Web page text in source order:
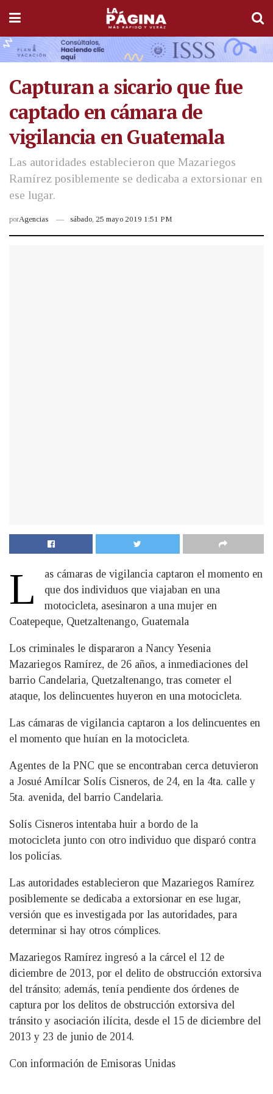
Capturan a sicario que fue
captado en cámara de
vigilancia en Guatemala
Las autoridades establecieron que Mazariegos
Ramírez posiblemente se dedicaba a extorsionar en
ese lugar.
porAgencias sábado, 25 mayo 2019 1:51 PM
L
as cámaras de vigilancia captaron el momento en
que dos individuos que viajaban en una
motocicleta, asesinaron a una mujer en
Coatepeque, Quetzaltenango, Guatemala
Los criminales le dispararon a Nancy Yesenia
Mazariegos Ramírez, de 26 años, a inmediaciones del
barrio Candelaria, Quetzaltenango, tras cometer el
ataque, los delincuentes huyeron en una motocicleta.
Las cámaras de vigilancia captaron a los delincuentes en
el momento que huían en la motocicleta.
Agentes de la PNC que se encontraban cerca detuvieron
a Josué Amílcar Solís Cisneros, de 24, en la 4ta. calle y
5ta. avenida, del barrio Candelaria.
Solís Cisneros intentaba huir a bordo de la
motocicleta junto con otro individuo que disparó contra
los policías.
Las autoridades establecieron que Mazariegos Ramírez
posiblemente se dedicaba a extorsionar en ese lugar,
versión que es investigada por las autoridades, para
determinar si hay otros cómplices.
Mazariegos Ramírez ingresó a la cárcel el 12 de
diciembre de 2013, por el delito de obstrucción extorsiva
del tránsito; además, tenía pendiente dos órdenes de
captura por los delitos de obstrucción extorsiva del
tránsito y asociación ilícita, desde el 15 de diciembre del
2013 y 23 de junio de 2014.
Con información de Emisoras Unidas